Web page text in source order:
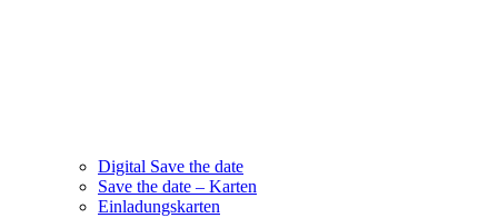
Digital Save the date
Save the date – Karten
Einladungskarten